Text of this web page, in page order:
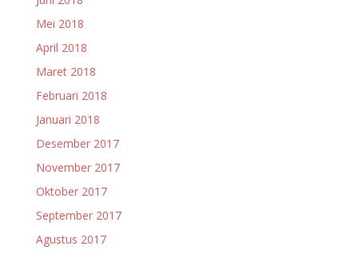
Mei 2018
April 2018
Maret 2018
Februari 2018
Januari 2018
Desember 2017
November 2017
Oktober 2017
September 2017
Agustus 2017